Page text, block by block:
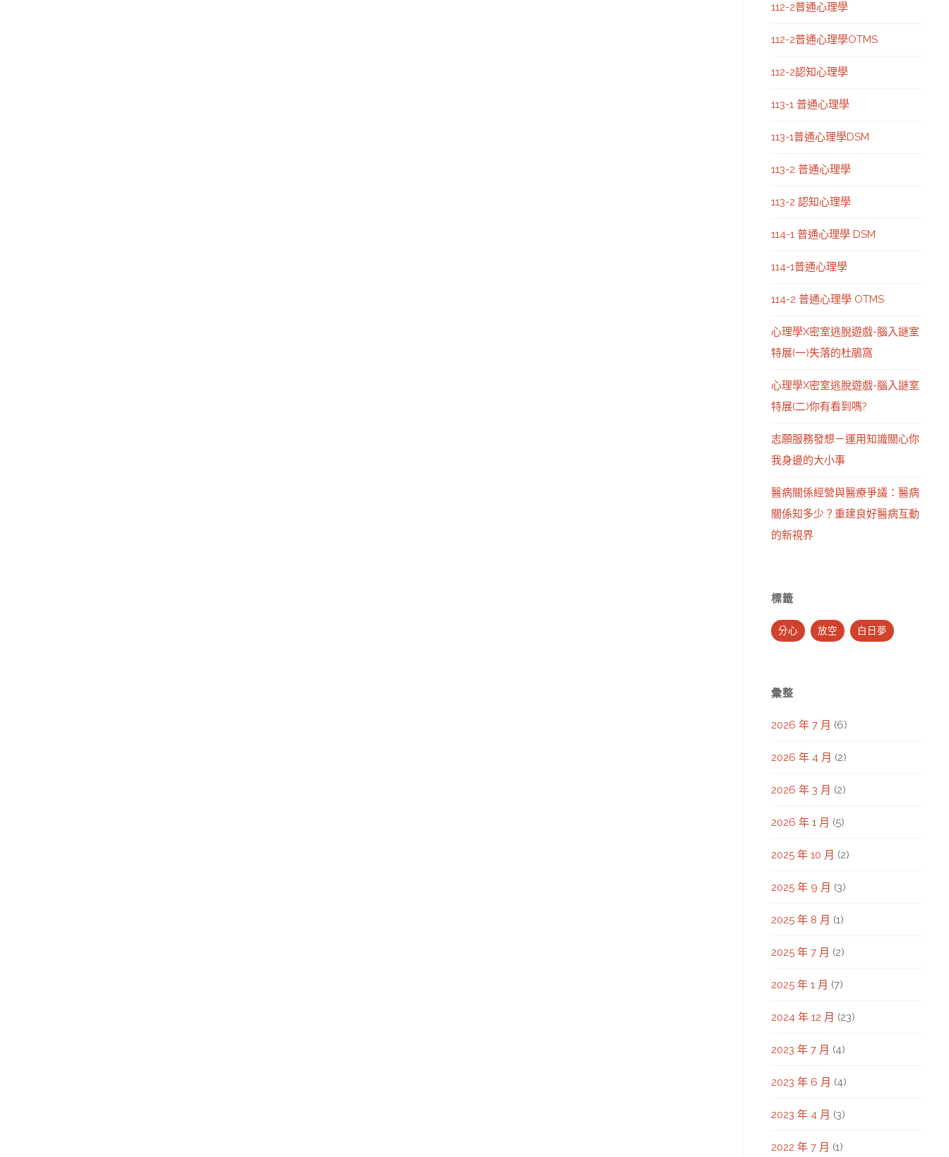
112-2普通心理學
112-2普通心理學OTMS
112-2認知心理學
113-1 普通心理學
113-1普通心理學DSM
113-2 普通心理學
113-2 認知心理學
114-1 普通心理學 DSM
114-1普通心理學
114-2 普通心理學 OTMS
心理學X密室逃脫遊戲-腦入謎室
特展(一)失落的杜鵑窩
心理學X密室逃脫遊戲-腦入謎室
特展(二)你有看到嗎?
志願服務發想－運用知識關心你
我身邊的大小事
醫病關係經營與醫療爭議：醫病
關係知多少？重建良好醫病互動
的新視界
標籤
分心 放空 白日夢
彙整
2026 年 7 月 (6)
2026 年 4 月 (2)
2026 年 3 月 (2)
2026 年 1 月 (5)
2025 年 10 月 (2)
2025 年 9 月 (3)
2025 年 8 月 (1)
2025 年 7 月 (2)
2025 年 1 月 (7)
2024 年 12 月 (23)
2023 年 7 月 (4)
2023 年 6 月 (4)
2023 年 4 月 (3)
2022 年 7 月 (1)